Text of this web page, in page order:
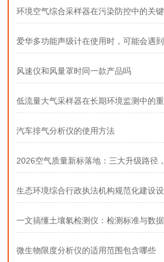
环境空气综合采样器在污染防控中的关
爱华多功能声级计在使用时，可能会遇
风速仪和风量罩时同一款产品吗
低流量大气采样器在长期环境监测中的
汽车排气分析仪的使用方法
2026空气质量新标落地：三大升级路径
生态环境综合行政执法机构规范化建设
一文搞懂土壤氡检测仪：检测标准与数
微生物限度分析仪的适用范围包含哪些